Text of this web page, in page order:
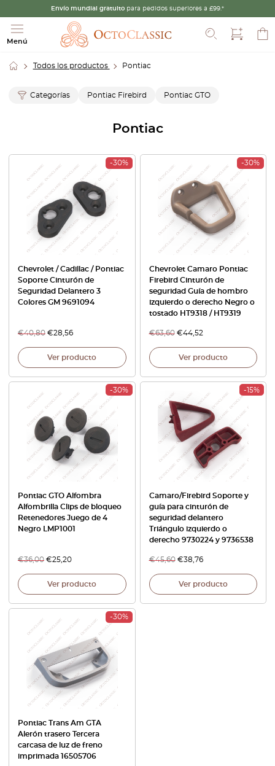
Envío mundial gratuito para pedidos superiores a £99.*
Menú
Todos los productos Pontiac
Categorías Pontiac Firebird Pontiac GTO
Pontiac
-30%
Chevrolet / Cadillac / Pontiac
Soporte Cinturón de
Seguridad Delantero 3
Colores GM 9691094
€40,80 €28,56
Ver producto
-30%
Chevrolet Camaro Pontiac
Firebird Cinturón de
seguridad Guía de hombro
izquierdo o derecho Negro o
tostado HT9318 / HT9319
€63,60 €44,52
Ver producto
-30%
Pontiac GTO Alfombra
Alfombrilla Clips de bloqueo
Retenedores Juego de 4
Negro LMP1001
€36,00 €25,20
Ver producto
-15%
Camaro/Firebird Soporte y
guía para cinturón de
seguridad delantero
Triángulo izquierdo o
derecho 9730224 y 9736538
€45,60 €38,76
Ver producto
-30%
Pontiac Trans Am GTA
Alerón trasero Tercera
carcasa de luz de freno
imprimada 16505706